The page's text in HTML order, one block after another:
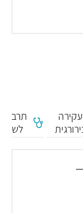
עקירה
תרבית
לשון